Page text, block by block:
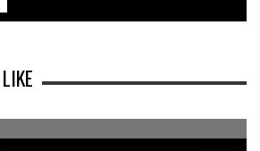
DE MARTINIQUE QUITTE SES